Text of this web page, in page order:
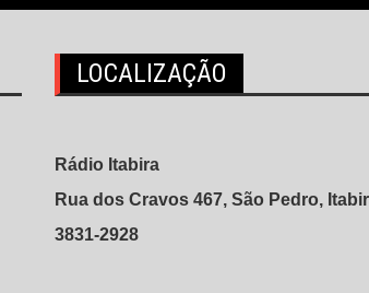
LOCALIZAÇÃO
Rádio Itabira
Rua dos Cravos 467, São Pedro,
3831-2928